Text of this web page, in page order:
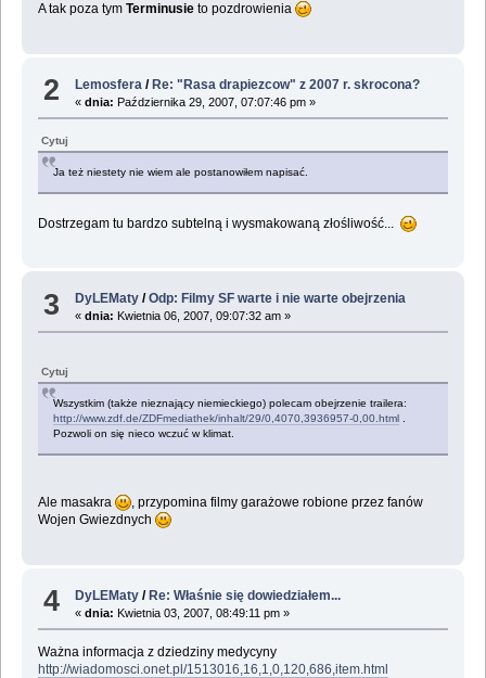
A tak poza tym Terminusieto pozdrowienia
2 Lemosfera /Re: "Rasa drapiezcow" z 2007 r. skrocona?
«dnia: Października 29, 2007, 07:07:46 pm »
Cytuj
Ja też niestety nie wiem ale postanowiłem napisać.
Dostrzegam tu bardzo subtelną i wysmakowaną złośliwość...
3 DyLEMaty /Odp: Filmy SF warte i nie warte obejrzenia
«dnia: Kwietnia 06, 2007, 09:07:32 am »
Cytuj
Wszystkim (także nieznający niemieckiego) polecam obejrzenie trailera:
http://www.zdf.de/ZDFmediathek/inhalt/29/0,4070,3936957-0,00.html.
Pozwoli on się nieco wczuć w klimat.
Ale masakra
, przypomina filmy garażowe robione przez fanów
Wojen Gwiezdnych
4 DyLEMaty /Re: Właśnie się dowiedziałem...
«dnia: Kwietnia 03, 2007, 08:49:11 pm »
Ważna informacja z dziedziny medycyny
http://wiadomosci.onet.pl/1513016,16,1,0,120,686,item.html